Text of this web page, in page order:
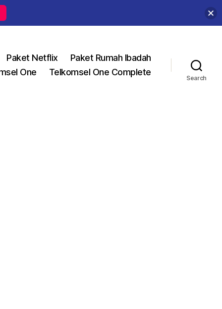
Paket Netflix
Paket Rumah Ibadah
One
Telkomsel One Complete
Search